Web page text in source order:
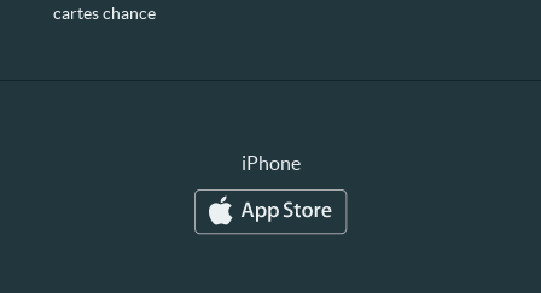
cartes chance
iPhone